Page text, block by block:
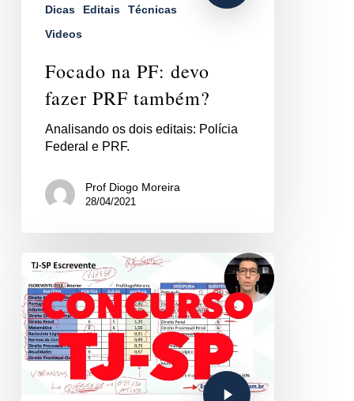
Dicas Editais
Técnicas
Videos
Focado na PF: devo
fazer PRF também?
Analisando os dois editais: Polícia
Federal e PRF.
Prof Diogo Moreira
28/04/2021